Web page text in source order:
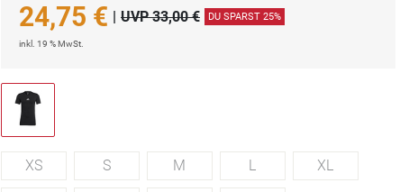
24,75 € | UVP 33,00 € DU SPARST 25%
inkl. 19 % MwSt.
XS S M L XL